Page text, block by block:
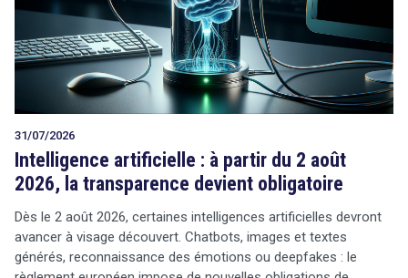
Tout sur le droit de l'innovation
Rechercher
CONTACT
31/07/2026
Intelligence artificielle : à partir du 2 août
2026, la transparence devient obligatoire
Dès le 2 août 2026, certaines intelligences artificielles devront
avancer à visage découvert. Chatbots, images et textes
générés, reconnaissance des émotions ou deepfakes : le